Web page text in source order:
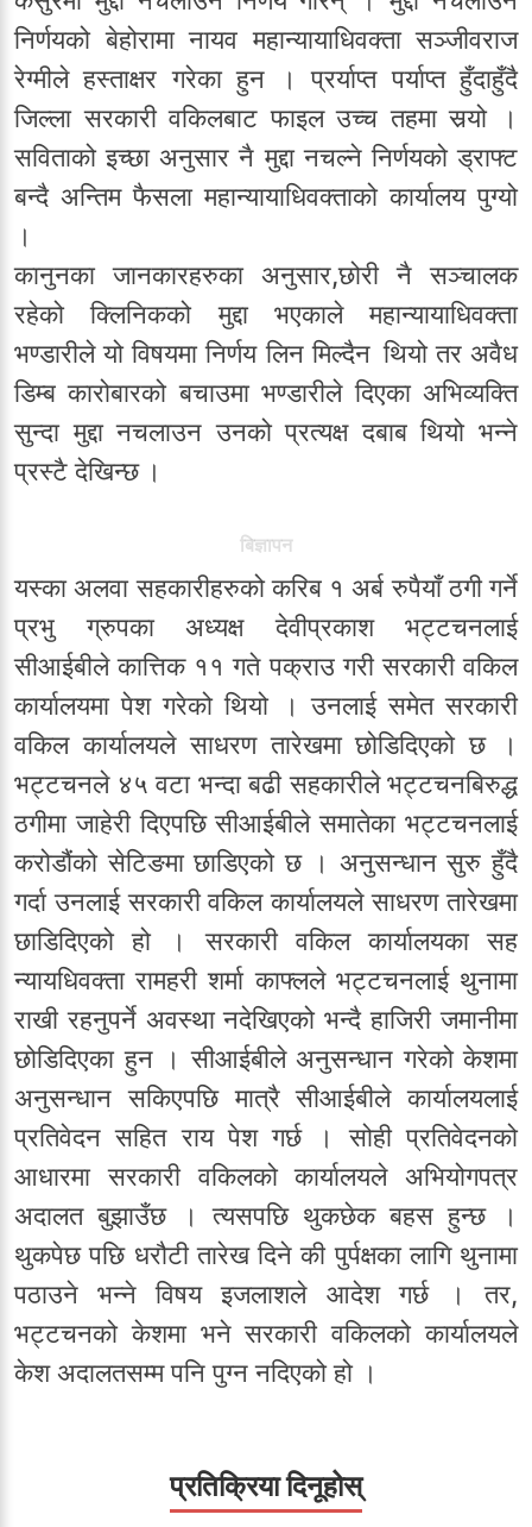
निर्णयको बेहोरामा नायव महान्यायाधिवक्ता सञ्जीवराज
रेग्मीले हस्ताक्षर गरेका हुन । प्रर्याप्त पर्याप्त हुँदाहुँदै
जिल्ला सरकारी वकिलबाट फाइल उच्च तहमा सर्‍यो ।
सविताको इच्छा अनुसार नै मुद्दा नचल्ने निर्णयको ड्राफ्ट
बन्दै अन्तिम फैसला महान्यायाधिवक्ताको कार्यालय पुग्यो
।
कानुनका जानकारहरुका अनुसार,छोरी नै सञ्चालक
रहेको क्लिनिकको मुद्दा भएकाले महान्यायाधिवक्ता
भण्डारीले यो विषयमा निर्णय लिन मिल्दैन थियो तर अवैध
डिम्ब कारोबारको बचाउमा भण्डारीले दिएका अभिव्यक्ति
सुन्दा मुद्दा नचलाउन उनको प्रत्यक्ष दबाब थियो भन्ने
प्रस्टै देखिन्छ ।
बिज्ञापन
यस्का अलवा सहकारीहरुको करिब १ अर्ब रुपैयाँ ठगी गर्ने
प्रभु ग्रुपका अध्यक्ष देवीप्रकाश भट्टचनलाई
सीआईबीले कात्तिक ११ गते पक्राउ गरी सरकारी वकिल
कार्यालयमा पेश गरेको थियो । उनलाई समेत सरकारी
वकिल कार्यालयले साधरण तारेखमा छोडिदिएको छ ।
भट्टचनले ४५ वटा भन्दा बढी सहकारीले भट्टचनबिरुद्ध
ठगीमा जाहेरी दिएपछि सीआईबीले समातेका भट्टचनलाई
करोडौंको सेटिङमा छाडिएको छ । अनुसन्धान सुरु हुँदै
गर्दा उनलाई सरकारी वकिल कार्यालयले साधरण तारेखमा
छाडिदिएको हो । सरकारी वकिल कार्यालयका सह
न्यायधिवक्ता रामहरी शर्मा काफ्लले भट्टचनलाई थुनामा
राखी रहनुपर्ने अवस्था नदेखिएको भन्दै हाजिरी जमानीमा
छोडिदिएका हुन । सीआईबीले अनुसन्धान गरेको केशमा
अनुसन्धान सकिएपछि मात्रै सीआईबीले कार्यालयलाई
प्रतिवेदन सहित राय पेश गर्छ । सोही प्रतिवेदनको
आधारमा सरकारी वकिलको कार्यालयले अभियोगपत्र
अदालत बुझाउँछ । त्यसपछि थुकछेक बहस हुन्छ ।
थुकपेछ पछि धरौटी तारेख दिने की पुर्पक्षका लागि थुनामा
पठाउने भन्ने विषय इजलाशले आदेश गर्छ । तर,
भट्टचनको केशमा भने सरकारी वकिलको कार्यालयले
केश अदालतसम्म पनि पुग्न नदिएको हो ।
प्रतिक्रिया दिनूहोस्